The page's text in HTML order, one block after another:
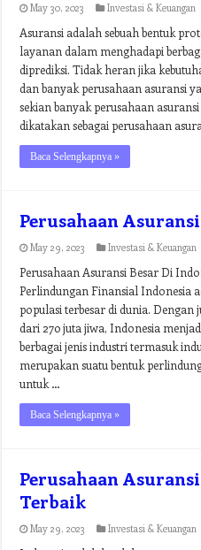
May 30, 2023 Investasi & Keuangan
Asuransi adalah sebuah bentuk
layanan dalam menghadapi
diprediksi. Tidak heran jika
dan banyak perusahaan asuransi
sekian banyak perusahaan
dikatakan sebagai perusahaan
Baca Selengkapnya »
Perusahaan
May 29, 2023 Investasi & Keuangan
Perusahaan Asuransi Besar Di
Perlindungan Finansial Indonesia
populasi terbesar di dunia.
dari 270 juta jiwa, Indonesia
berbagai jenis industri termasuk
merupakan suatu bentuk
untuk …
Baca Selengkapnya »
Perusahaan
Terbaik
May 29, 2023 Investasi & Keuangan